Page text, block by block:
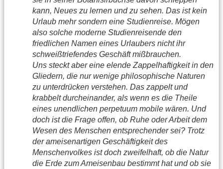
kann, Neues zu lernen und zu sehen. Das ist kein
Urlaub mehr sondern eine Studienreise. Mögen
also solche moderne Studienreisende den
friedlichen Namen eines Urlaubers nicht ihr
schweißtriefendes Geschäft mißbrauchen.
Uns steckt aber eine elende Zappelhaftigkeit in den
Gliedern, die nur wenige philosophische Naturen
zu unterdrücken verstehen. Das zappelt und
krabbelt durcheinander, als wenn es die Theile
eines unendlichen perpetuum mobile wären. Und
doch ist die Frage offen, ob Ruhe oder Arbeit dem
Wesen des Menschen entsprechender sei? Trotz
der ameisenartigen Geschäftigkeit des
Menschenvolkes ist doch zweifelhaft, ob die Natur
die Erde zum Ameisenbau bestimmt hat und ob sie